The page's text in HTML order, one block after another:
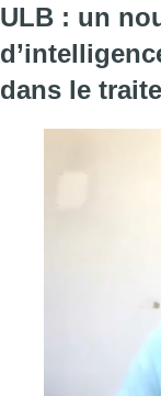
ULB : un
dans le